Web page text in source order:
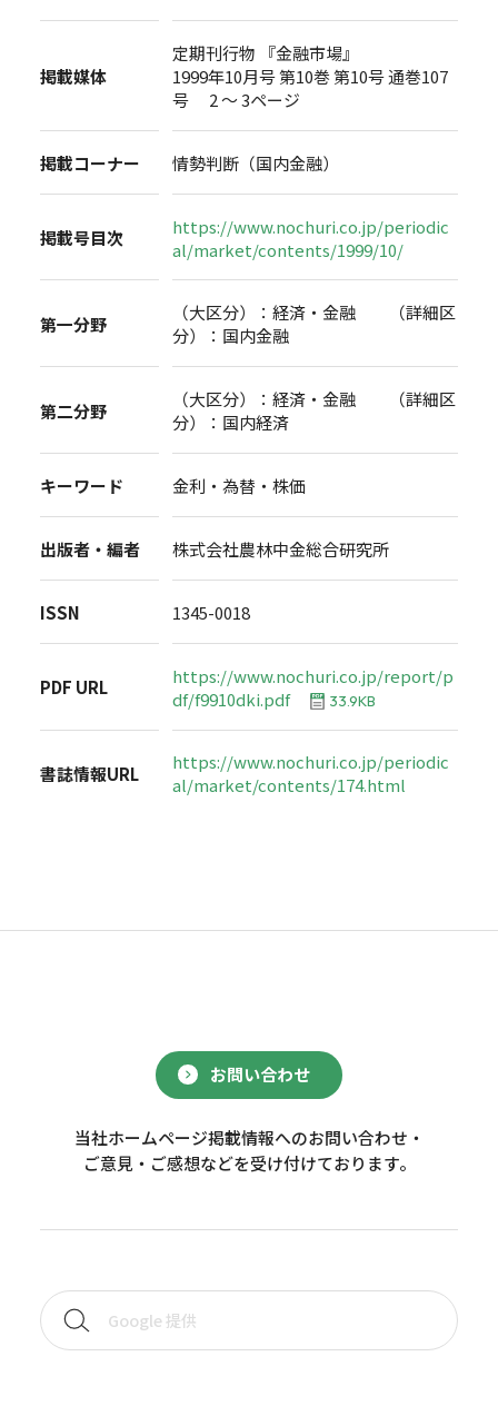
掲載媒体
定期刊行物 『金融市場』
1999年10月号 第10巻 第10号 通巻107
号 2 ～ 3ページ
掲載コーナー 情勢判断（国内金融）
掲載号目次
https://www.nochuri.co.jp/periodic
al/market/contents/1999/10/
第一分野
（大区分）：経済・金融 （詳細区
分）：国内金融
第二分野
（大区分）：経済・金融 （詳細区
分）：国内経済
キーワード 金利・為替・株価
出版者・編者 株式会社農林中金総合研究所
ISSN 1345-0018
PDF URL
https://www.nochuri.co.jp/report/p
df/f9910dki.pdf
33.9KB
書誌情報URL
https://www.nochuri.co.jp/periodic
al/market/contents/174.html
お問い合わせ
当社ホームページ掲載情報へのお問い合わせ・
ご意見・ご感想などを受け付けております。